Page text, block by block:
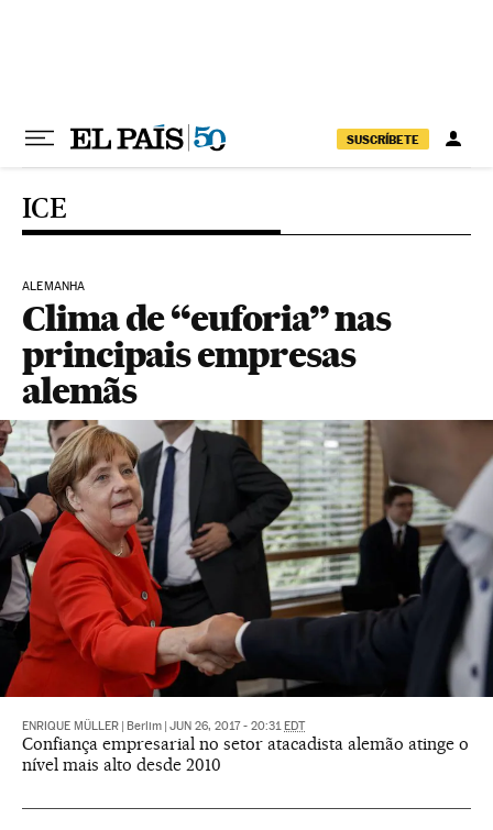
SUSCRÍBETE
ICE
ALEMANHA
Clima de “euforia” nas
principais empresas
alemãs
ENRIQUE MÜLLER Berlim JUN 26, 2017 - 20:31 EDT
Confiança empresarial no setor atacadista alemão atinge o
nível mais alto desde 2010